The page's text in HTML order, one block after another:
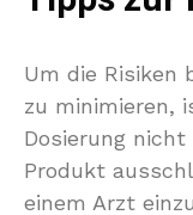
Um die Risiken
zu minimieren,
Dosierung
Produkt
einem Arzt